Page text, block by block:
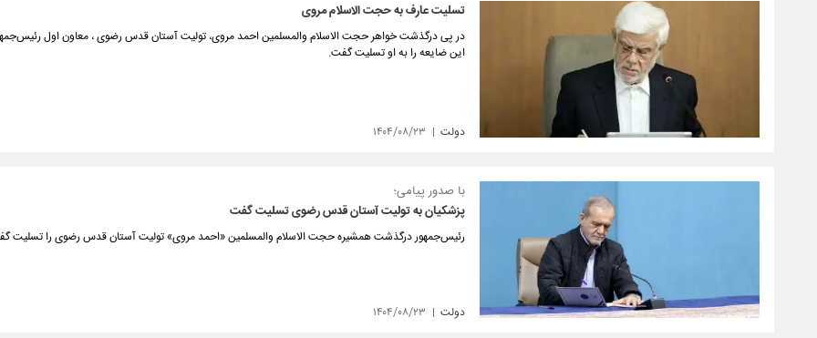
تسلیت عارف به حجت الاسلام مروی
در پی درگذشت خواهر حجت الاسلام والمسلمین احمد مروی، تولیت آستان قدس رضوی ، معاون اول
این ضایعه را به او تسلیت گفت.
دولت ۱۴۰۴/۰۸/۲۳
با صدور پیامی؛
پزشکیان به تولیت آستان قدس رضوی تسلیت گفت
رئیس‌جمهور درگذشت همشیره حجت الاسلام والمسلمین «احمد مروی» تولیت آستان قدس رضوی را تسلیت
دولت ۱۴۰۴/۰۸/۲۳